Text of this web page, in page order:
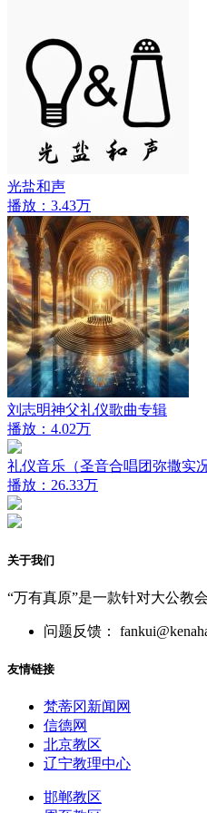
光盐和声
播放：3.43万
刘志明神父礼仪歌曲专辑
播放：4.02万
礼仪音乐（圣音合唱团弥撒实
播放：26.33万
关于我们
“万有真原”是一款针对大公教
问题反馈：
友情链接
梵蒂冈新闻网
信德网
北京教区
辽宁教理中心
邯郸教区